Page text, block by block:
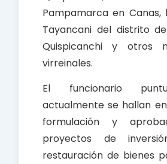
Pampamarca en
Tayancani del distrito
Quispicanchi y otros
virreinales.
El funcionario
actualmente se hallan
formulación y
proyectos de
restauración de bienes